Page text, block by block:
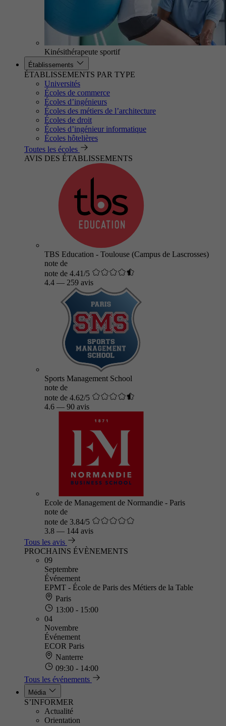
Kinésithérapeute sportif
Établissements
ÉTABLISSEMENTS PAR TYPE
Universités
Écoles de commerce
Écoles d’ingénieurs
Écoles des métiers de l’architecture
Écoles de droit
Écoles d’ingénieur informatique
Écoles hôtelières
Toutes les écoles
AVIS DES ÉTABLISSEMENTS
TBS Education - Toulouse (Campus de Lascrosses)
note de
note de 4.41/5
4.4 — 259 avis
Sports Management School
note de
note de 4.62/5
4.6 — 90 avis
Ecole de Management de Normandie - Paris
note de
note de 3.84/5
3.8 — 144 avis
Tous les avis
PROCHAINS ÉVÈNEMENTS
09
Septembre
Événement
EPMT - École de Paris des Métiers de la Table
Paris
13:00 - 15:00
04
Novembre
Événement
ECOR Paris
Nanterre
09:30 - 14:00
Tous les événements
Média
S’INFORMER
Actualité
Orientation